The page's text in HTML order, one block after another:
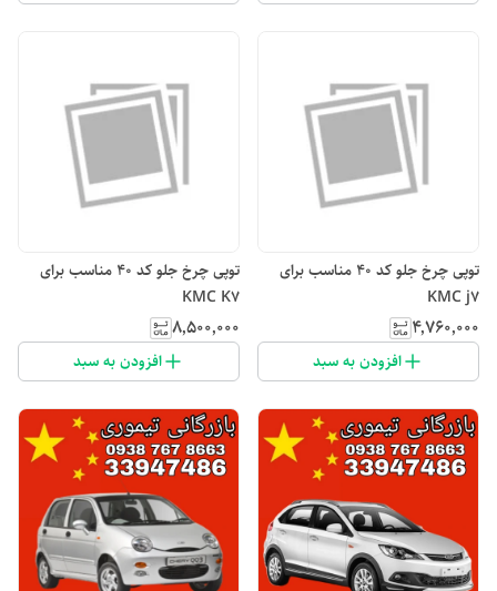
توپی چرخ جلو کد ۴۰ مناسب برای
KMC j7
۴٬۷۶۰٬۰۰۰
افزودن به سبد
توپی چرخ جلو کد ۴۰ مناسب برای
KMC K7
۸٬۵۰۰٬۰۰۰
افزودن به سبد